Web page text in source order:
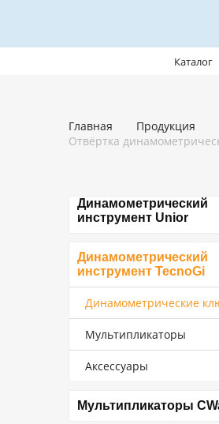
Каталог
Главная Продукция
Отвёртка
Динамометрический
инструмент Unior
Динамометрический
инструмент TecnoGi
Динамометрические
Мультипликаторы
Аксессуары
Мультипликаторы